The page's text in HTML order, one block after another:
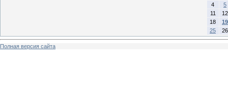
4
5
11
12
18
19
25
26
Полная версия сайта